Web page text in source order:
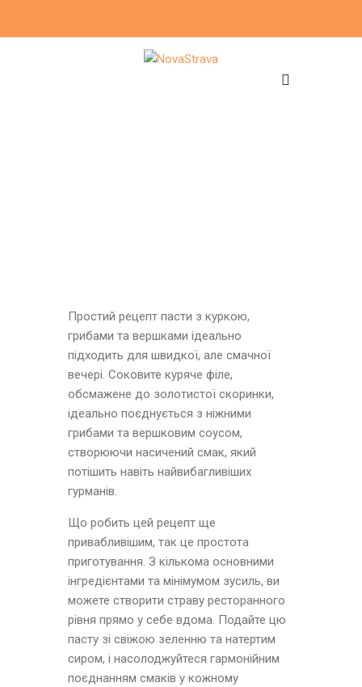
Простий рецепт пасти з куркою,
грибами та вершками ідеально
підходить для швидкої, але смачної
вечері. Соковите куряче філе,
обсмажене до золотистої скоринки,
ідеально поєднується з ніжними
грибами та вершковим соусом,
створюючи насичений смак, який
потішить навіть найвибагливіших
гурманів.
Що робить цей рецепт ще
привабливішим, так це простота
приготування. З кількома основними
інгредієнтами та мінімумом зусиль, ви
можете створити страву ресторанного
рівня прямо у себе вдома. Подайте цю
пасту зі свіжою зеленню та натертим
сиром, і насолоджуйтеся гармонійним
поєднанням смаків у кожному